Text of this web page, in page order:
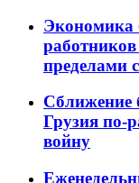
Экономика
пределами
Сближение
Грузия по-
войну